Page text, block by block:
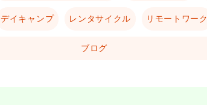
デイキャンプ レンタサイクル リモートワーク
ブログ